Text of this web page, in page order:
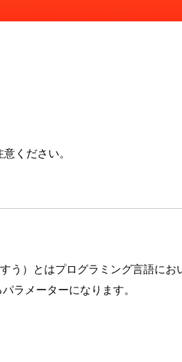
ください。
う）とはプログラミング言語に
ラメーターになります。